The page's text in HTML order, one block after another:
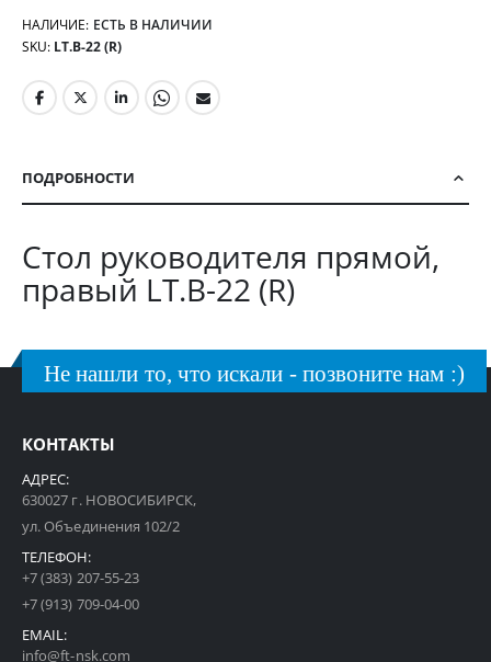
НАЛИЧИЕ: ЕСТЬ В НАЛИЧИИ
SKU LT.В-22 (R)
ПОДРОБНОСТИ
Стол руководителя прямой,
правый LT.В-22 (R)
Не нашли то, что искали - позвоните нам :)
КОНТАКТЫ
АДРЕС:
630027 г. НОВОСИБИРСК,
ул. Объединения 102/2
ТЕЛЕФОН:
+7 (383) 207-55-23
+7 (913) 709-04-00
EMAIL:
info@ft-nsk.com